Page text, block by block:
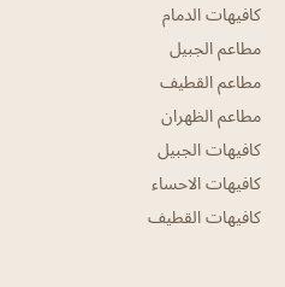
كافيهات الدمام
مطاعم الجبيل
مطاعم القطيف
مطاعم الظهران
كافيهات الجبيل
كافيهات الاحساء
كافيهات القطيف